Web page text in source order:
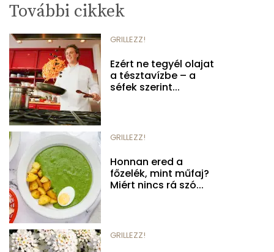
További cikkek
GRILLEZZ!
Ezért ne tegyél olajat
a tésztavízbe – a
séfek szerint...
GRILLEZZ!
Honnan ered a
főzelék, mint műfaj?
Miért nincs rá szó...
GRILLEZZ!